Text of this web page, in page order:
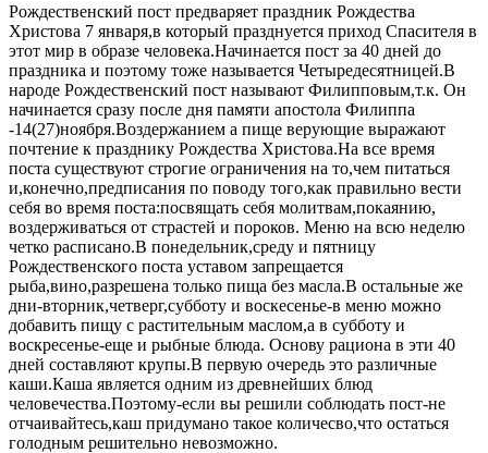
Рождественский пост предваряет праздник Рождества
Христова 7 января,в который празднуется приход Спасителя в
этот мир в образе человека.Начинается пост за 40 дней до
праздника и поэтому тоже называется Четыредесятницей.В
народе Рождественский пост называют Филипповым,т.к. Он
начинается сразу после дня памяти апостола Филиппа
-14(27)ноября.Воздержанием а пище верующие выражают
почтение к празднику Рождества Христова.На все время
поста существуют строгие ограничения на то,чем питаться
и,конечно,предписания по поводу того,как правильно вести
себя во время поста:посвящать себя молитвам,покаянию,
воздерживаться от страстей и пороков. Меню на всю неделю
четко расписано.В понедельник,среду и пятницу
Рождественского поста уставом запрещается
рыба,вино,разрешена только пища без масла.В остальные же
дни-вторник,четверг,субботу и воскесенье-в меню можно
добавить пищу с растительным маслом,а в субботу и
воскресенье-еще и рыбные блюда. Основу рациона в эти 40
дней составляют крупы.В первую очередь это различные
каши.Каша является одним из древнейших блюд
человечества.Поэтому-если вы решили соблюдать пост-не
отчаивайтесь,каш придумано такое количесво,что остаться
голодным решительно невозможно.